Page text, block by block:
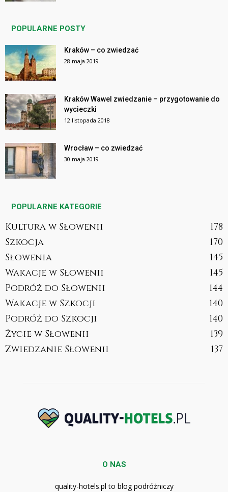
POPULARNE POSTY
Kraków – co zwiedzać
28 maja 2019
Kraków Wawel zwiedzanie – przygotowanie do
wycieczki
12 listopada 2018
Wrocław – co zwiedzać
30 maja 2019
POPULARNE KATEGORIE
Kultura w Słowenii
178
Szkocja
170
Słowenia
145
Wakacje w Słowenii
145
Podróż do Słowenii
144
Wakacje w Szkocji
140
Podróż do Szkocji
140
Życie w Słowenii
139
Zwiedzanie Słowenii
137
O NAS
quality-hotels.pl to blog podróżniczy